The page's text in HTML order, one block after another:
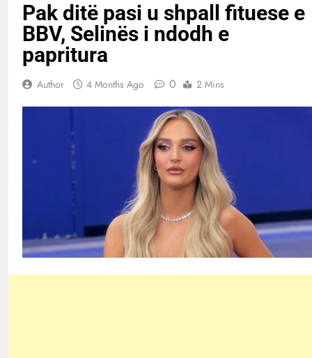
Pak ditë pasi u shpall fituese e
BBV, Selinës i ndodh e
papritura
Author 4 Months Ago 0 2 Mins